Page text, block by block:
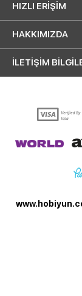
HIZLI ERIŞIM
HAKKIMIZDA
İLETİŞİM